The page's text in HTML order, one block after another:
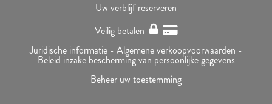
Uw verblijf reserveren
Veilig betalen
Juridische informatie - Algemene verkoopvoorwaarden -
Beleid inzake bescherming van persoonlijke gegevens
Beheer uw toestemming